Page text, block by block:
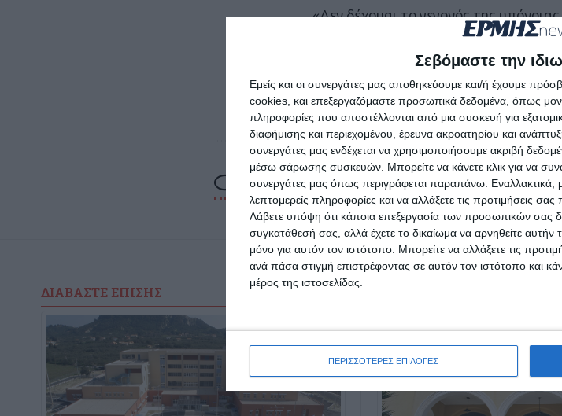
Σεβόμαστε την
Εμείς και οι συνεργάτες μας αποθηκεύουμε και/ή έχουμε
cookies, και επεξεργαζόμαστε προσωπικά δεδομένα, όπως
πληροφορίες που αποστέλλονται από μια συσκευή για
διαφήμισης και περιεχομένου, έρευνα ακροατηρίου και
συνεργάτες μας ενδέχεται να χρησιμοποιήσουμε ακριβή
μέσω σάρωσης συσκευών. Μπορείτε να κάνετε κλικ για να
συνεργάτες μας όπως περιγράφεται παραπάνω.
λεπτομερείς πληροφορίες και να αλλάξετε τις προτιμήσεις
Λάβετε υπόψη ότι κάποια επεξεργασία των προσωπικών σας
συγκατάθεσή σας, αλλά έχετε το δικαίωμα να αρνηθείτε αυτήν
μόνο για αυτόν τον ιστότοπο. Μπορείτε να αλλάξετε τις
ανά πάσα στιγμή επιστρέφοντας σε αυτόν τον ιστότοπο και
μέρος της ιστοσελίδας.
ΠΕΡΙΣΣΟΤΕΡΕΣ ΕΠΙΛΟΓΕΣ
«Δεν δέχομαι το γεγονός της
στα ταμεία της ΔΕΥΑΖ παίρνανε τα
της υπηρεσίας μας».
ΔΙΑΒΆΣΤΕ ΕΠΊΣΗΣ